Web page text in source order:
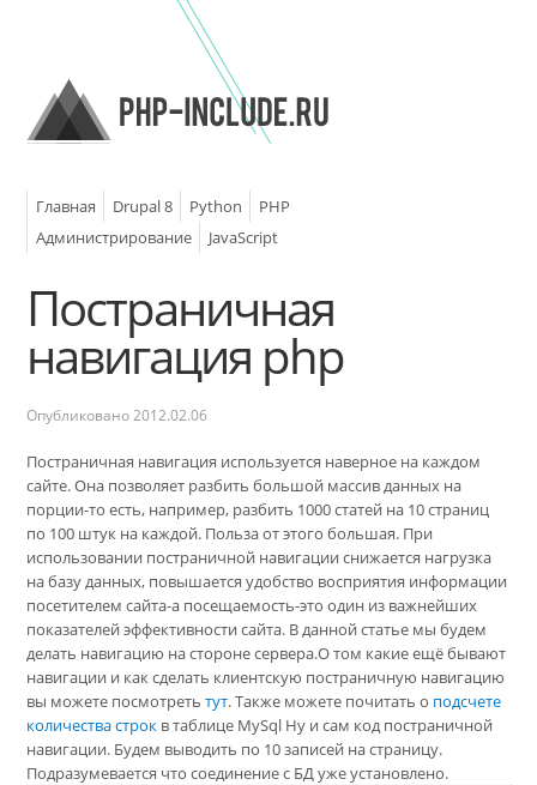
Главная Drupal 8 Python
PHP
Администрирование
JavaScript
Постраничная
навигация php
Опубликовано 2012.02.06
Постраничная навигация используется наверное на каждом
сайте. Она позволяет разбить большой массив данных на
порции-то есть, например, разбить 1000 статей на 10 страниц
по 100 штук на каждой. Польза от этого большая. При
использовании постраничной навигации снижается нагрузка
на базу данных, повышается удобство восприятия информации
посетителем сайта-а посещаемость-это один из важнейших
показателей эффективности сайта. В данной статье мы будем
делать навигацию на стороне сервера.О том какие ещё бывают
навигации и как сделать клиентскую постраничную навигацию
вы можете посмотретьтут. Также можете почитать о подсчете
количества строк в таблице MySql Ну и сам код постраничной
навигации. Будем выводить по 10 записей на страницу.
Подразумевается что соединение с БД уже установлено.